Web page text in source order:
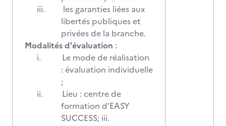
iii.
les garanties liées aux
libertés publiques et
privées de la branche.
Modalités d'évaluation :
i.
Le mode de réalisation
: évaluation individuelle
;
ii.
Lieu : centre de
formation d’EASY
SUCCESS; iii.